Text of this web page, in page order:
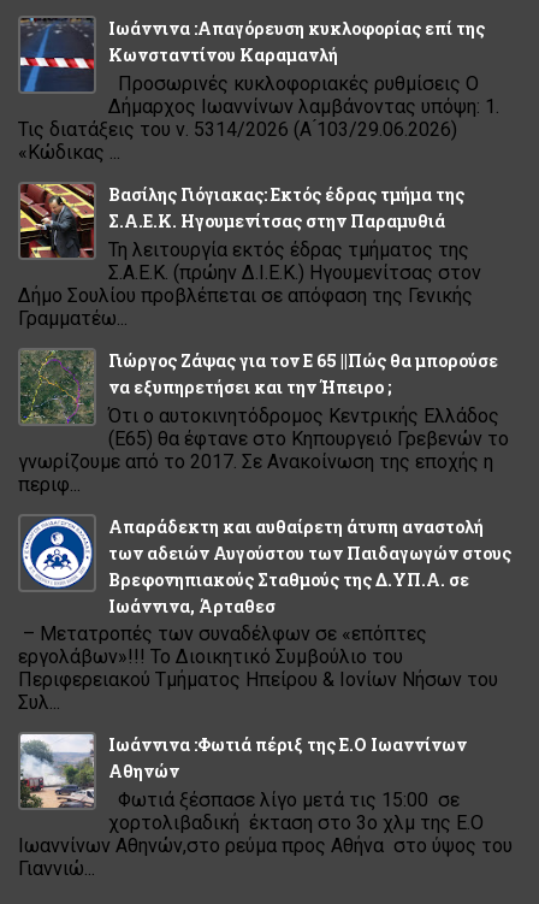
Ιωάννινα :Απαγόρευση κυκλοφορίας επί της
Κωνσταντίνου Καραμανλή
Προσωρινές κυκλοφοριακές ρυθμίσεις Ο
Δήμαρχος Ιωαννίνων λαμβάνοντας υπόψη: 1.
Τις διατάξεις του ν. 5314/2026 (Α ́103/29.06.2026)
«Κώδικας ...
Βασίλης Γιόγιακας: Εκτός έδρας τμήμα της
Σ.Α.Ε.Κ. Ηγουμενίτσας στην Παραμυθιά
Τη λειτουργία εκτός έδρας τμήματος της
Σ.Α.Ε.Κ. (πρώην Δ.Ι.Ε.Κ.) Ηγουμενίτσας στον
Δήμο Σουλίου προβλέπεται σε απόφαση της Γενικής
Γραμματέω...
Γιώργος Ζάψας για τον Ε 65 ||Πώς θα μπορούσε
να εξυπηρετήσει και την Ήπειρο ;
Ότι ο αυτοκινητόδρομος Κεντρικής Ελλάδος
(Ε65) θα έφτανε στο Κηπουργειό Γρεβενών το
γνωρίζουμε από το 2017. Σε Ανακοίνωση της εποχής η
περιφ...
Απαράδεκτη και αυθαίρετη άτυπη αναστολή
των αδειών Αυγούστου των Παιδαγωγών στους
Βρεφονηπιακούς Σταθμούς της Δ.ΥΠ.Α. σε
Ιωάννινα, Άρταθεσ
– Μετατροπές των συναδέλφων σε «επόπτες
εργολάβων»!!! Το Διοικητικό Συμβούλιο του
Περιφερειακού Τμήματος Ηπείρου & Ιονίων Νήσων του
Συλ...
Ιωάννινα :Φωτιά πέριξ της Ε.Ο Ιωαννίνων
Αθηνών
Φωτιά ξέσπασε λίγο μετά τις 15:00 σε
χορτολιβαδική έκταση στο 3ο χλμ της Ε.Ο
Ιωαννίνων Αθηνών,στο ρεύμα προς Αθήνα στο ύψος του
Γιαννιώ...